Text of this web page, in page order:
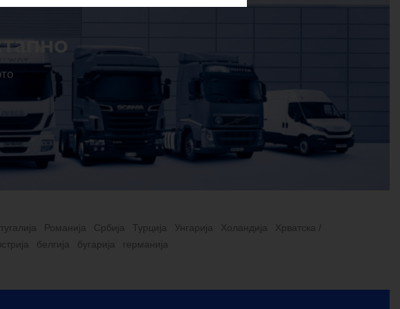
Романија Србија Турција Унгарија Холандија
Хрватска /
белгија бугарија германија